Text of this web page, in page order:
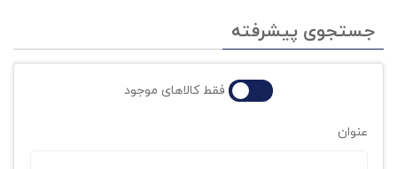
جستجوی پیشرفته
فقط کالاهای موجود
عنوان